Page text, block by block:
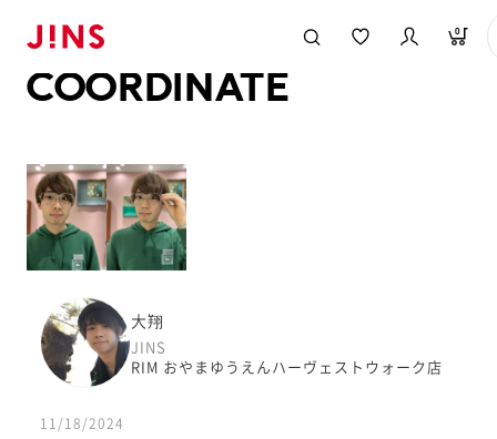
0
COORDINATE
大翔
JINS
RIM おやまゆうえんハーヴェストウォーク店
11/18/2024